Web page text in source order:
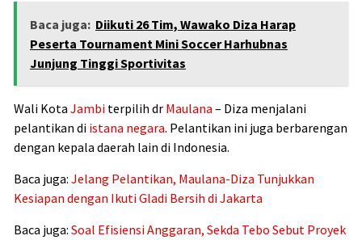
Baca juga: Diikuti 26 Tim, Wawako Diza Harap
Peserta Tournament Mini Soccer Harhubnas
Junjung Tinggi Sportivitas
Wali Kota Jambi terpilih dr Maulana – Diza menjalani
pelantikan di istana negara. Pelantikan ini juga berbarengan
dengan kepala daerah lain di Indonesia.
Baca juga: Jelang Pelantikan, Maulana-Diza Tunjukkan
Kesiapan dengan Ikuti Gladi Bersih di Jakarta
Baca juga: Soal Efisiensi Anggaran, Sekda Tebo Sebut Proyek